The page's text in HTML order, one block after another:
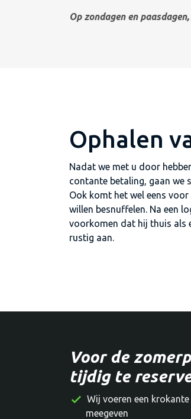
Op zondagen en
Ophalen
Nadat we met u door
contante betaling, gaan we
Ook komt het wel eens
willen besnuffelen. Na een
voorkomen dat hij thuis als
rustig aan.
Voor de
tijdig te
Wij voeren een
meegeven